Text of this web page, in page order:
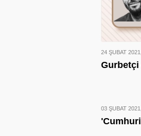
24 ŞUBAT
03 ŞUBAT